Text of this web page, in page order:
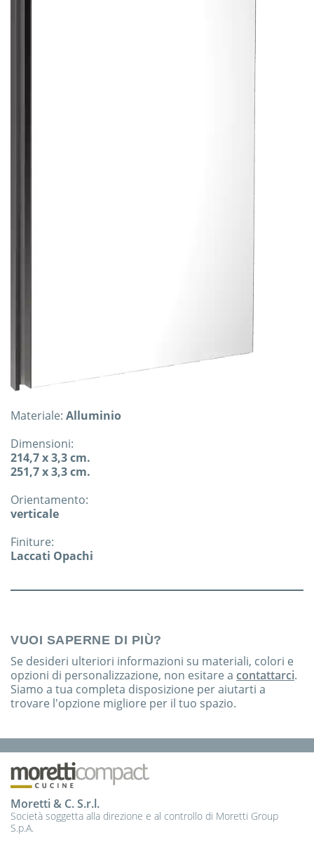
Materiale: Alluminio
Dimensioni:
214,7 x 3,3 cm.
251,7 x 3,3 cm.
Orientamento:
verticale
Finiture:
Laccati Opachi
VUOI SAPERNE DI PIÙ?
Se desideri ulteriori informazioni su materiali, colori e
opzioni di personalizzazione, non esitare a contattarci.
Siamo a tua completa disposizione per aiutarti a
trovare l'opzione migliore per il tuo spazio.
Moretti & C. S.r.l.
Società soggetta alla direzione e al controllo di Moretti Group
S.p.A.